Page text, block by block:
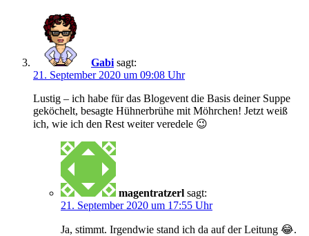
Gabi sagt:
21. September 2020 um 09:08 Uhr
Lustig – ich habe für das Blogevent die Basis deiner Suppe
geköchelt, besagte Hühnerbrühe mit Möhrchen! Jetzt weiß
ich, wie ich den Rest weiter veredele 😉
magentratzerl sagt:
21. September 2020 um 17:55 Uhr
Ja, stimmt. Irgendwie stand ich da auf der Leitung 😂.